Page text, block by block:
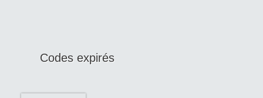
Codes expirés